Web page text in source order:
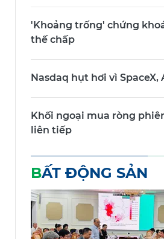
'Khoảng trống' chứng
thế chấp
Nasdaq hụt hơi vì SpaceX,
Khối ngoại mua ròng
liên tiếp
BẤT ĐỘNG SẢN